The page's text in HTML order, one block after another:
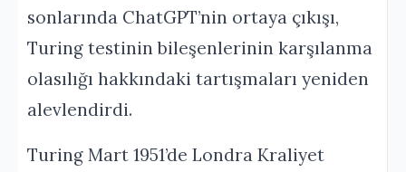
sonlarında ChatGPT’nin ortaya çıkışı,
Turing testinin bileşenlerinin karşılanma
olasılığı hakkındaki tartışmaları yeniden
alevlendirdi.
Turing Mart 1951’de Londra Kraliyet